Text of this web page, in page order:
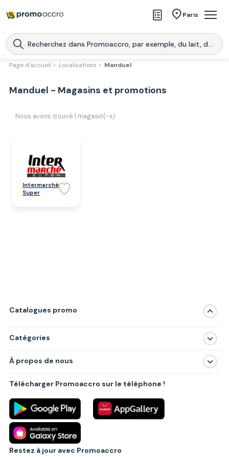
Paris
Magasins
Produits
Promoaccro
l'application
Page d'accueil > Localisations > Manduel
Manduel - Magasins et promotions
Nous avons trouvé 1 magasin(-s)
Intermarché
Super
Catalogues promo
Catégories
Produits
Villes principales
À propos de nous
Politique de confidentialité
Règlements
Partenariat B2B
Blog
Contact
Télécharger Promoaccro sur le téléphone !
Restez à jour avec Promoaccro